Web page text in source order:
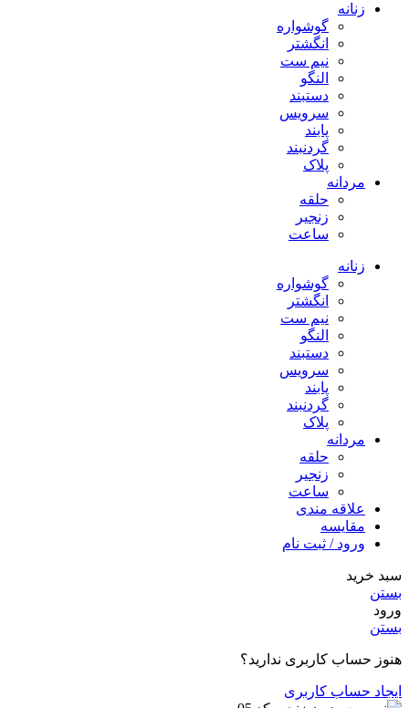
زنانه
گوشواره
انگشتر
نیم ست
النگو
دستبند
سرویس
پابند
گردنبند
پلاک
مردانه
حلقه
زنجیر
ساعت
زنانه
گوشواره
انگشتر
نیم ست
النگو
دستبند
سرویس
پابند
گردنبند
پلاک
مردانه
حلقه
زنجیر
ساعت
علاقه مندی
مقایسه
ورود / ثبت نام
سبد خرید
بستن
ورود
بستن
هنوز حساب کاربری ندارید؟
ایجاد حساب کاربری